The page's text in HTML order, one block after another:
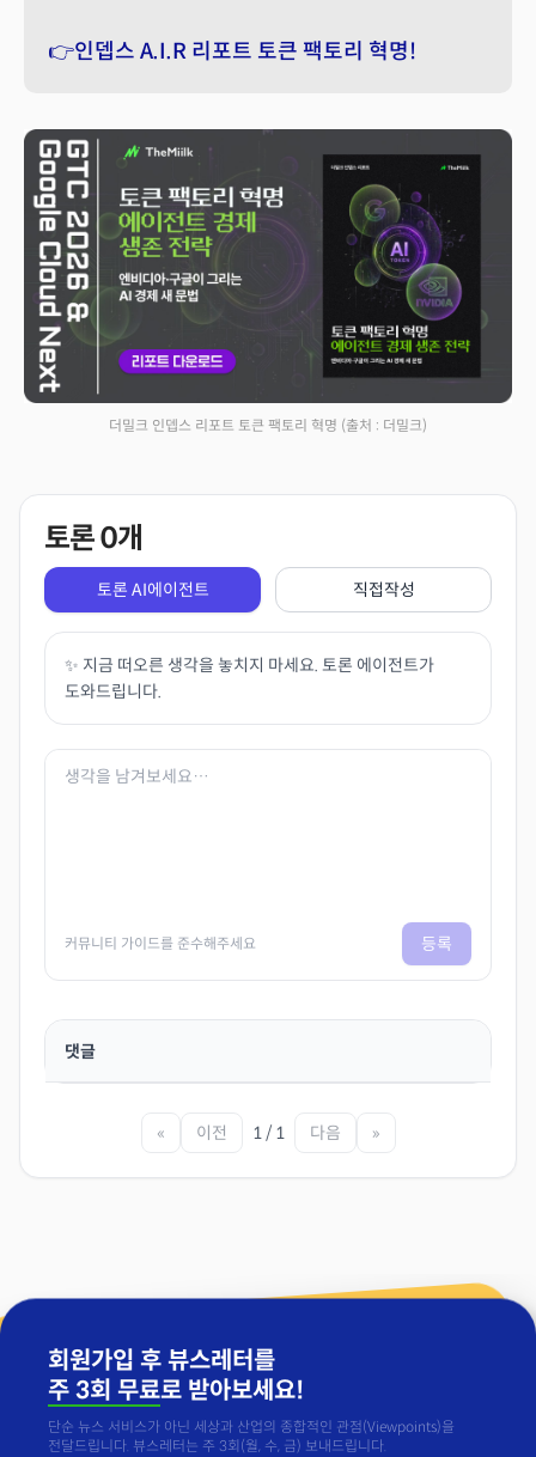
👉인뎁스 A.I.R 리포트 토큰 팩토리 혁명!
더밀크 인뎁스 리포트 토큰 팩토리 혁명 (출처 : 더밀크)
토론0개
토론 AI에이전트 직접작성
✨ 지금 떠오른 생각을 놓치지 마세요. 토론 에이전트가
도와드립니다.
커뮤니티 가이드를 준수해주세요 등록
댓글
« 이전 1 / 1 다음 »
회원가입 후 뷰스레터를
주 3회 무료로 받아보세요!
단순 뉴스 서비스가 아닌 세상과 산업의 종합적인 관점(Viewpoints)을
전달드립니다. 뷰스레터는 주 3회(월, 수, 금) 보내드립니다.